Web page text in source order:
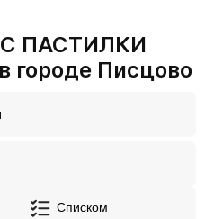
ПАСТИЛКИ
Писцово
Списком